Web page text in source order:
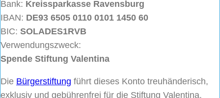
Bank: Kreissparkasse Ravensburg
IBAN: DE93 6505 0110 0101 1450 60
BIC: SOLADES1RVB
Verwendungszweck:
Spende Stiftung Valentina
Die Bürgerstiftung führt dieses Konto treuhänderisch,
exklusiv und gebührenfrei für die Stiftung Valentina.